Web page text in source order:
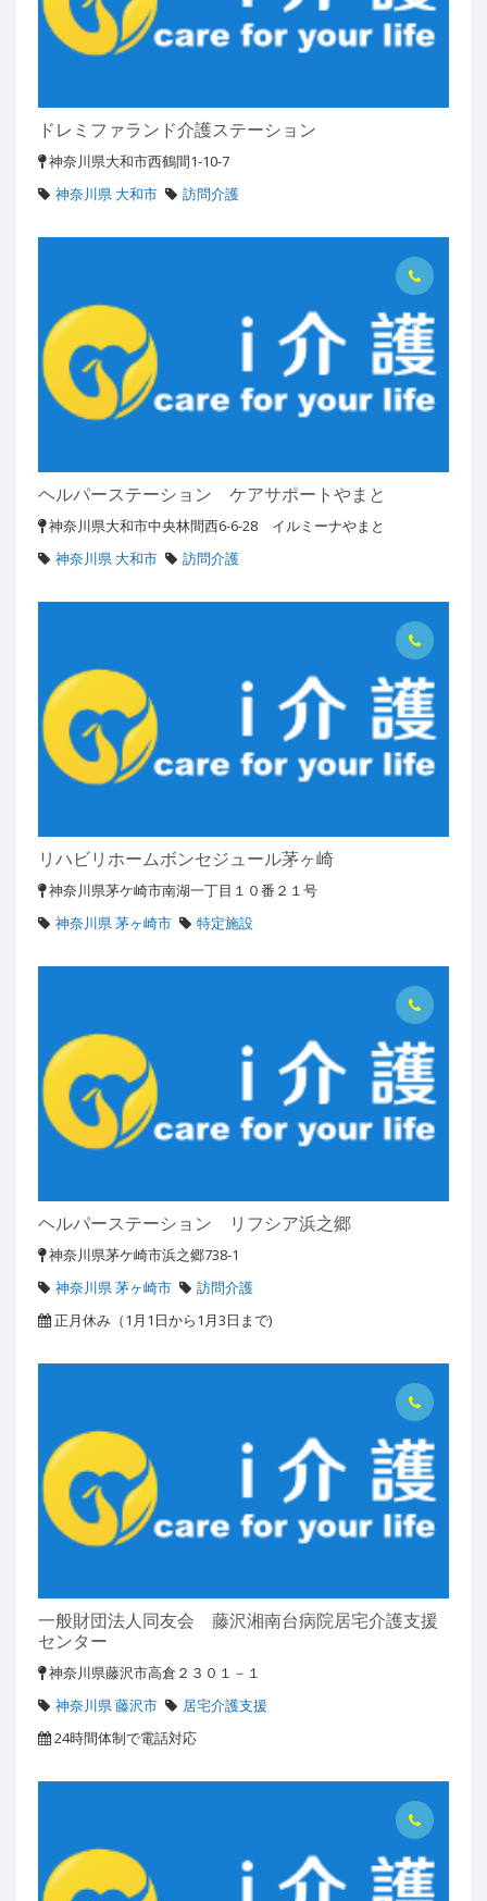
ドレミファランド介護ステーション
神奈川県大和市西鶴間1-10-7
神奈川県 大和市
訪問介護
ヘルパーステーション ケアサポートやまと
神奈川県大和市中央林間西6-6-28 イルミーナやまと
神奈川県 大和市
訪問介護
リハビリホームボンセジュール茅ヶ崎
神奈川県茅ケ崎市南湖一丁目１０番２１号
神奈川県 茅ヶ崎市
特定施設
ヘルパーステーション リフシア浜之郷
神奈川県茅ケ崎市浜之郷738-1
神奈川県 茅ヶ崎市
訪問介護
正月休み（1月1日から1月3日まで)
一般財団法人同友会 藤沢湘南台病院居宅介護支援
センター
神奈川県藤沢市高倉２３０１－１
神奈川県 藤沢市
居宅介護支援
24時間体制で電話対応